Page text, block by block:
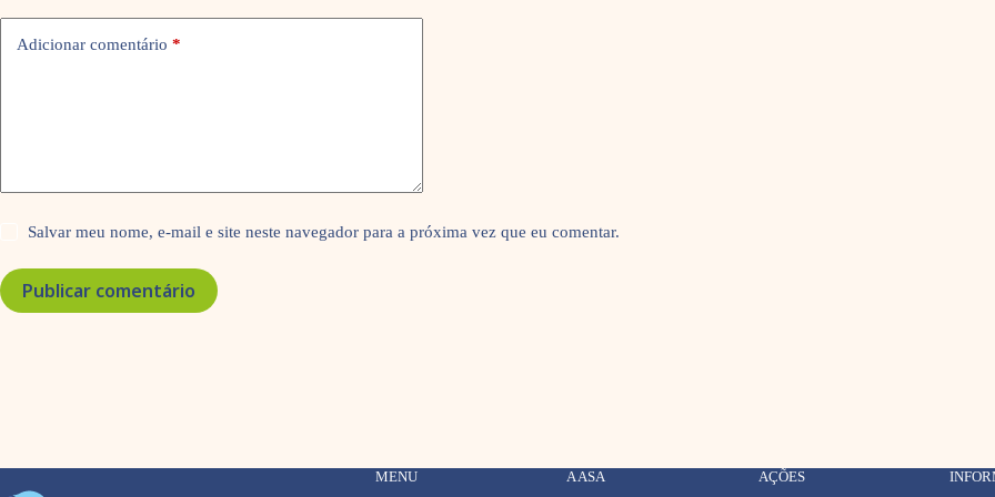
Adicionar comentário *
Salvar meu nome, e-mail e site neste navegador para a próxima vez que eu comentar.
Publicar comentário
MENU A ASA AÇÕES